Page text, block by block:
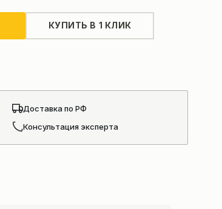
КУПИТЬ В 1 КЛИК
Доставка по РФ
Консультация эксперта